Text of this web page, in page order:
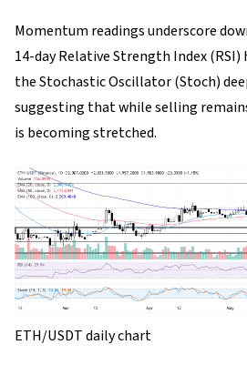
Momentum readings underscore
14-day Relative Strength Index (RSI)
the Stochastic Oscillator (Stoch)
suggesting that while selling
is becoming stretched.
ETH/USDT daily chart